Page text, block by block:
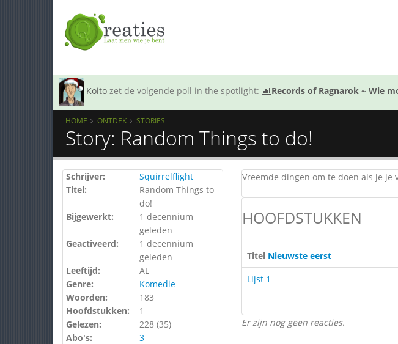
Koito zet de volgende poll in the spotlight: Records of Ragnarok ~ Wie
HOME ONTDEK STORIES
Story: Random Things to do!
Schrijver:
Squirrelflight
Titel:
Random Things to
do!
Bijgewerkt:
1 decennium
geleden
Geactiveerd:
1 decennium
geleden
Leeftijd:
AL
Genre:
Komedie
Woorden:
183
Hoofdstukken:
1
Gelezen:
228 (35)
Abo's:
3
Vreemde dingen om te doen als je je
HOOFDSTUKKEN
Titel Nieuwste eerst
Lijst 1
Er zijn nog geen reacties.